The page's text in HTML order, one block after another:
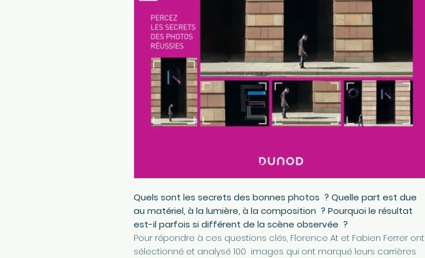
Quels sont les secrets des bonnes photos ? Quelle part est due
au matériel, à la lumière, à la composition ? Pourquoi le résultat
est-il parfois si différent de la scène observée ?
Pour répondre à ces questions clés, Florence At et Fabien Ferrer ont
sélectionné et analysé 100 images qui ont marqué leurs carrières